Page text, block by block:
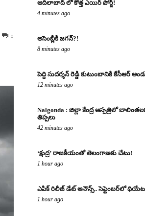
0
ఆదిలాబాద్ లో కొత్త ఎయిర్ పోర్ట్!
4 minutes ago
అసెంబ్లీకి జగన్?!
8 minutes ago
పెద్ది సుదర్శన్ రెడ్డి కుటుంబానికి కేసీఆర్
12 minutes ago
Nalgonda : జిల్లా కేంద్ర ఆస్పత్రిలో
తిప్పలు
42 minutes ago
‘క్షుద్ర’ రాజకీయంతో తెలంగాణకు చేటు!
1 hour ago
ఎపిక్ రిలీజ్ డేట్ అనౌన్స్.. సెప్టెంబర్‌లో
1 hour ago